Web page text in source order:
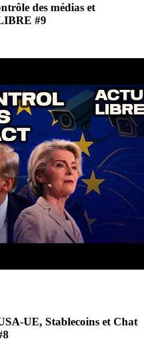
des médias et
#9
UE, Stablecoins et Chat